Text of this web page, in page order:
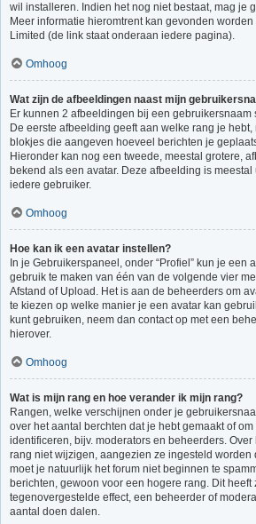
wil installeren. Indien het nog niet bestaat, mag je
Meer informatie hieromtrent kan gevonden
Limited (de link staat onderaan iedere pagina).
Omhoog
Wat zijn de afbeeldingen naast mijn
Er kunnen 2 afbeeldingen bij een gebruikersnaam
De eerste afbeelding geeft aan welke rang je
blokjes die aangeven hoeveel berichten je
Hieronder kan nog een tweede, meestal grotere,
bekend als een avatar. Deze afbeelding is
iedere gebruiker.
Omhoog
Hoe kan ik een avatar instellen?
In je Gebruikerspaneel, onder “Profiel” kun je een
gebruik te maken van één van de volgende vier
Afstand of Upload. Het is aan de beheerders om
te kiezen op welke manier je een avatar kan
kunt gebruiken, neem dan contact op met een
hierover.
Omhoog
Wat is mijn rang en hoe verander ik mijn rang?
Rangen, welke verschijnen onder je
over het aantal berchten dat je hebt gemaakt of
identificeren, bijv. moderators en beheerders.
rang niet wijzigen, aangezien ze ingesteld worden
moet je natuurlijk het forum niet beginnen te
berichten, gewoon voor een hogere rang. Dit heeft
tegenovergestelde effect, een beheerder of
aantal doen dalen.